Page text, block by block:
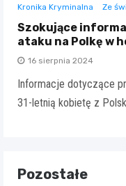
Kronika Kryminalna Ze
Szokujące
ataku na Polkę w
16 sierpnia 2024
Informacje dotyczące
31-letnią kobietę z
Pozostałe